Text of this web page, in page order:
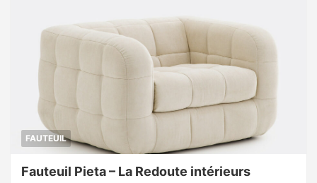
FAUTEUIL
Fauteuil Pieta – La Redoute intérieurs